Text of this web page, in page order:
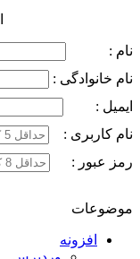
نام :
نام خانوادگی :
ایمیل :
نام کاربری :
رمز عبور :
موضوعات
افزونه